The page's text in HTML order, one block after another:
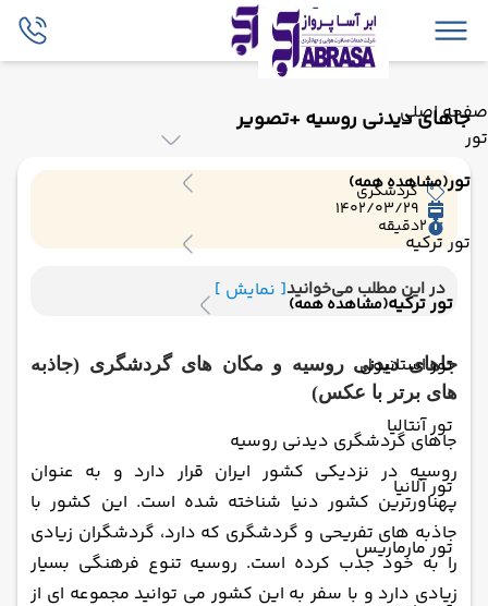
صفحه اصلی
تور
تور(مشاهده همه)
تور ترکیه
تور ترکیه(مشاهده همه)
تور استانبول
تور آنتالیا
تور آلانیا
تور مارماریس
جاهای دیدنی روسیه +تصویر
گردشگری
1402/03/29
2دقیقه
در این مطلب می‌خوانید[ نمایش ]
جاهای دیدنی روسیه و مکان های گردشگری (جاذبه
های برتر با عکس)
جاهای گردشگری دیدنی روسیه
روسیه در نزدیکی کشور ایران قرار دارد و به عنوان
پهناورترین کشور دنیا شناخته شده است. این کشور با
جاذبه‌ های تفریحی و گردشگری که دارد، گردشگران زیادی
را به خود جذب کرده است. روسیه تنوع فرهنگی بسیار
زیادی دارد و با سفر به این کشور می ‌توانید مجموعه ای از